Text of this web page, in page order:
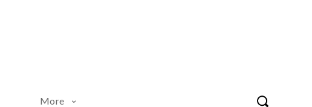
More